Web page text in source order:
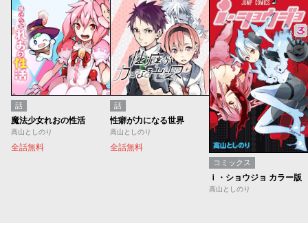
話
魔法少女れおの性活
高山としのり
全話無料
話
性癖が力になる世界
高山としのり
全話無料
コミックス
ｉ・ショウジョ カラー版
高山としのり